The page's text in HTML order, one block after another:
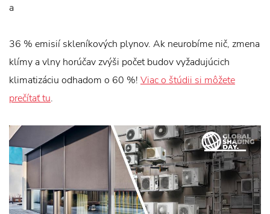
a
36 % emisií skleníkových plynov. Ak neurobíme nič, zmena
klímy a vlny horúčav zvýši počet budov vyžadujúcich
klimatizáciu odhadom o 60 %! Viac o štúdii si môžete
prečítať tu.